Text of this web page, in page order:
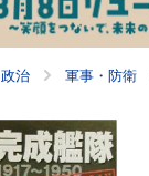
政治 軍事・防衛